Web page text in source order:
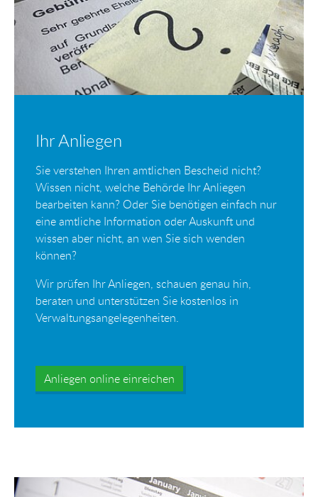
Ihr Anliegen
Sie verstehen Ihren amtlichen Bescheid nicht?
Wissen nicht, welche Behörde Ihr Anliegen
bearbeiten kann? Oder Sie benötigen einfach nur
eine amtliche Information oder Auskunft und
wissen aber nicht, an wen Sie sich wenden
können?
Wir prüfen Ihr Anliegen, schauen genau hin,
beraten und unterstützen Sie kostenlos in
Verwaltungsangelegenheiten.
Anliegen online einreichen